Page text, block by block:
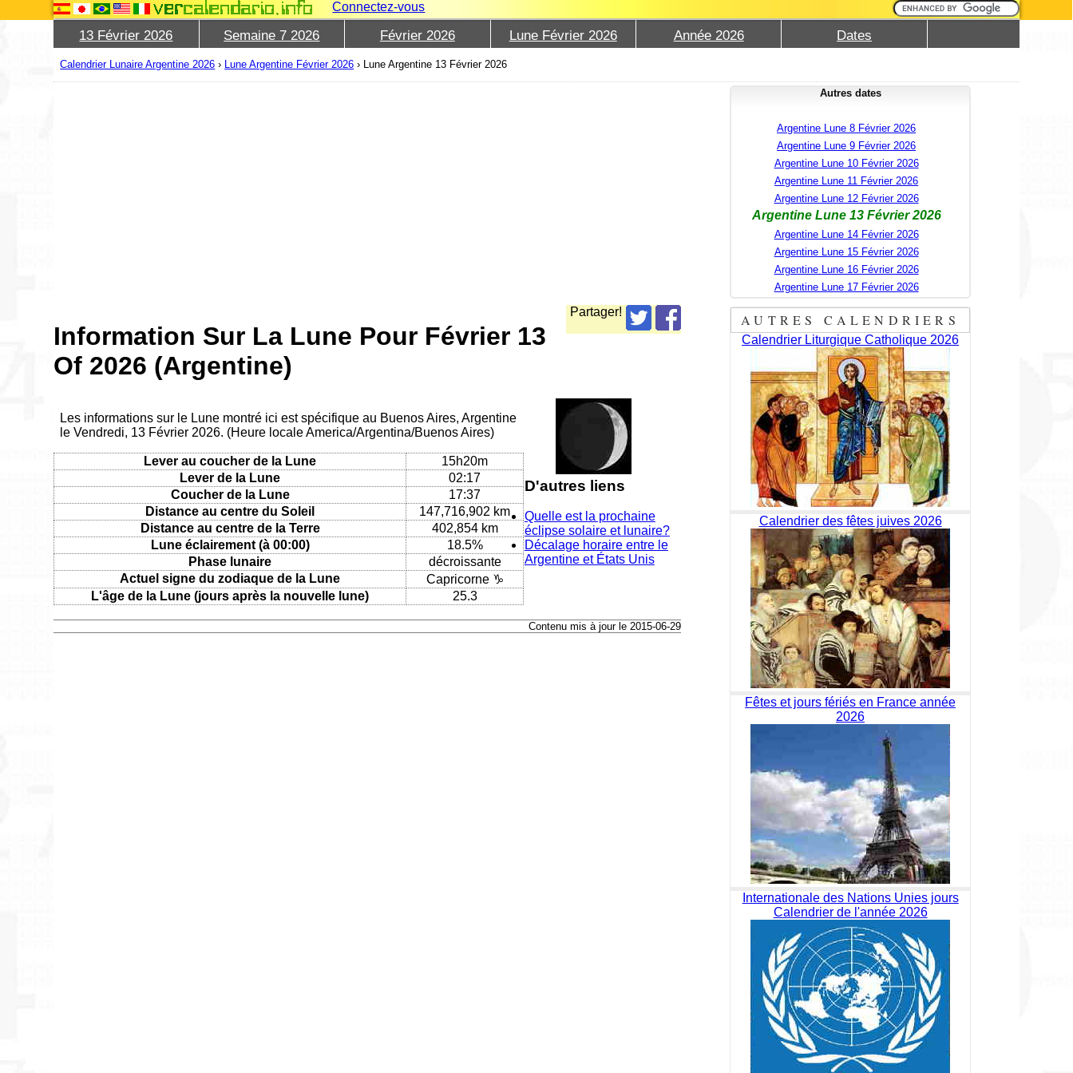
Connectez-vous
13 Février 2026 Semaine 7 2026 Février 2026 Lune Février 2026 Année 2026 Dates
Calendrier Lunaire Argentine 2026 › Lune Argentine Février 2026 › Lune Argentine 13 Février 2026
Partager!
Information Sur La Lune Pour Février 13
Of 2026 (Argentine)
Les informations sur le Lune montré ici est spécifique au Buenos Aires, Argentine
le Vendredi, 13 Février 2026. (Heure locale America/Argentina/Buenos Aires)
Lever au coucher de la Lune
15h20m
Lever de la Lune
02:17
Coucher de la Lune
17:37
Distance au centre du Soleil
147,716,902 km
Distance au centre de la Terre
402,854 km
Lune éclairement (à 00:00)
18.5%
Phase lunaire
décroissante
Actuel signe du zodiaque de la Lune
Capricorne ♑
L'âge de la Lune (jours après la nouvelle lune)
25.3
D'autres liens
Quelle est la prochaine
éclipse solaire et lunaire?
Décalage horaire entre le
Argentine et États Unis
Contenu mis à jour le 2015-06-29
Autres dates
Argentine Lune 8 Février 2026
Argentine Lune 9 Février 2026
Argentine Lune 10 Février 2026
Argentine Lune 11 Février 2026
Argentine Lune 12 Février 2026
Argentine Lune 13 Février 2026
Argentine Lune 14 Février 2026
Argentine Lune 15 Février 2026
Argentine Lune 16 Février 2026
Argentine Lune 17 Février 2026
AUTRES CALENDRIERS
Calendrier Liturgique Catholique 2026
Calendrier des fêtes juives 2026
Fêtes et jours fériés en France année
2026
Internationale des Nations Unies jours
Calendrier de l'année 2026